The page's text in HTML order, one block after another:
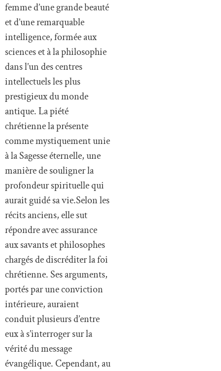
femme d’une grande beauté
et d’une remarquable
intelligence, formée aux
sciences et à la philosophie
dans l’un des centres
intellectuels les plus
prestigieux du monde
antique. La piété
chrétienne la présente
comme mystiquement unie
à la Sagesse éternelle, une
manière de souligner la
profondeur spirituelle qui
aurait guidé sa vie.Selon les
récits anciens, elle sut
répondre avec assurance
aux savants et philosophes
chargés de discréditer la foi
chrétienne. Ses arguments,
portés par une conviction
intérieure, auraient
conduit plusieurs d’entre
eux à s’interroger sur la
vérité du message
évangélique. Cependant, au